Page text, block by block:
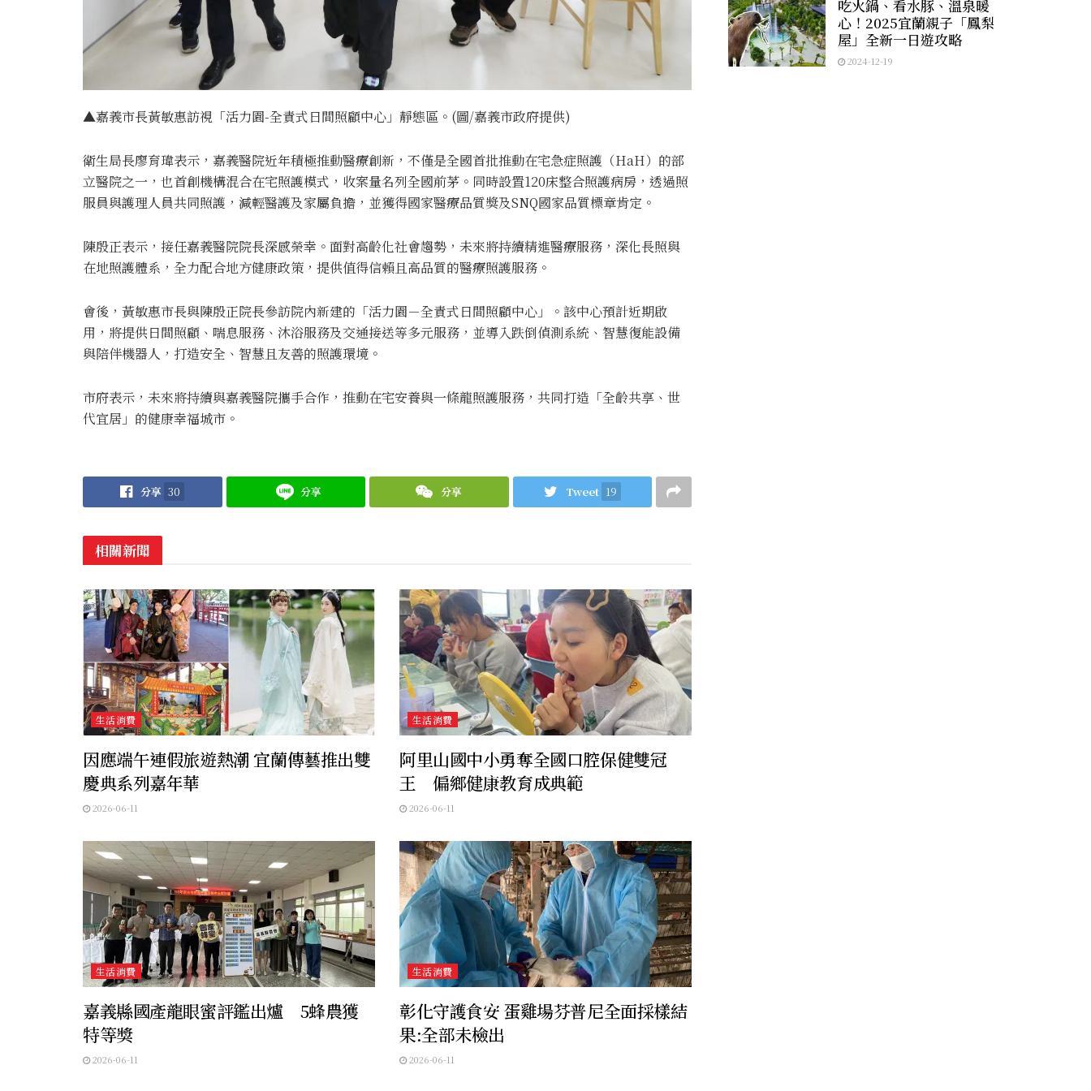
▲嘉義市長黃敏惠訪視「活力園-全責式日間照顧中心」靜態區。(圖/嘉義市政府提供)
衛生局長廖育瑋表示，嘉義醫院近年積極推動醫療創新，不僅是全國首批推動在宅急症照護（HaH）的部
立醫院之一，也首創機構混合在宅照護模式，收案量名列全國前茅。同時設置120床整合照護病房，透過照
服員與護理人員共同照護，減輕醫護及家屬負擔，並獲得國家醫療品質獎及SNQ國家品質標章肯定。
陳殷正表示，接任嘉義醫院院長深感榮幸。面對高齡化社會趨勢，未來將持續精進醫療服務，深化長照與
在地照護體系，全力配合地方健康政策，提供值得信賴且高品質的醫療照護服務。
會後，黃敏惠市長與陳殷正院長參訪院內新建的「活力園－全責式日間照顧中心」。該中心預計近期啟
用，將提供日間照顧、喘息服務、沐浴服務及交通接送等多元服務，並導入跌倒偵測系統、智慧復能設備
與陪伴機器人，打造安全、智慧且友善的照護環境。
市府表示，未來將持續與嘉義醫院攜手合作，推動在宅安養與一條龍照護服務，共同打造「全齡共享、世
代宜居」的健康幸福城市。
分享 30 分享 分享 Tweet 19
相關新聞
生活消費
因應端午連假旅遊熱潮 宜蘭傳藝推出雙
慶典系列嘉年華
2026-06-11
生活消費
阿里山國中小勇奪全國口腔保健雙冠
王 偏鄉健康教育成典範
2026-06-11
生活消費
嘉義縣國產龍眼蜜評鑑出爐 5蜂農獲
特等獎
2026-06-11
生活消費
彰化守護食安 蛋雞場芬普尼全面採樣結
果:全部未檢出
2026-06-11
吃火鍋、看水豚、溫泉暖
心！2025宜蘭親子「鳳梨
屋」全新一日遊攻略
2024-12-19